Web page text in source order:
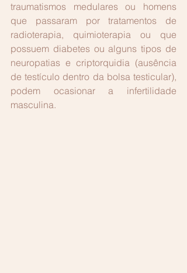
traumatismos medulares ou homens
que passaram por tratamentos de
radioterapia, quimioterapia ou que
possuem diabetes ou alguns tipos de
neuropatias e criptorquidia (ausência
de testículo dentro da bolsa testicular),
podem ocasionar a infertilidade
masculina.